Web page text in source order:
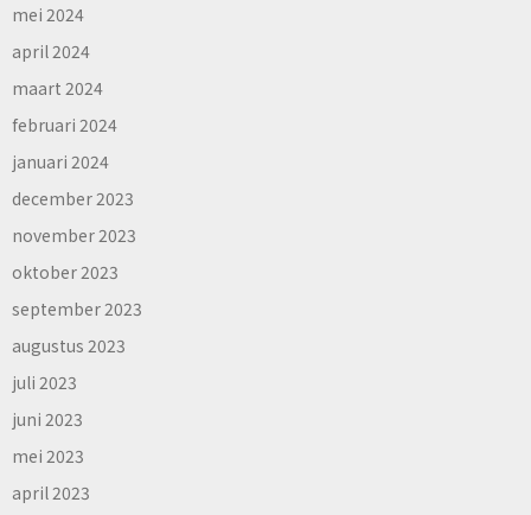
mei 2024
april 2024
maart 2024
februari 2024
januari 2024
december 2023
november 2023
oktober 2023
september 2023
augustus 2023
juli 2023
juni 2023
mei 2023
april 2023